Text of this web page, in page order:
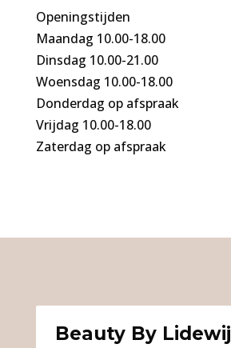
Openingstijden
Maandag 10.00-18.00
Dinsdag 10.00-21.00
Woensdag 10.00-18.00
Donderdag op afspraak
Vrijdag 10.00-18.00
Zaterdag op afspraak
Beauty By Lidewij